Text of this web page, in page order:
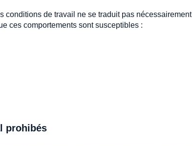
conditions de travail ne se traduit pas nécessairement
ces comportements sont susceptibles :
prohibés